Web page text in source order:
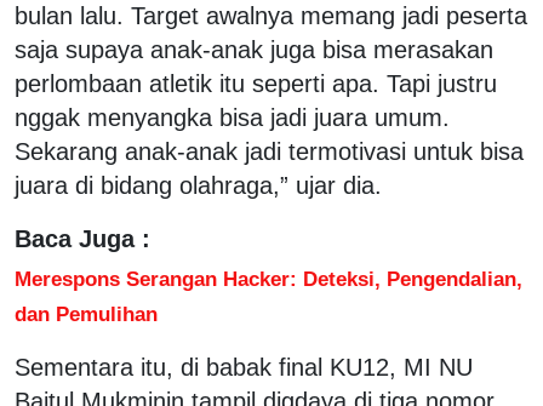
bulan lalu. Target awalnya memang jadi peserta
saja supaya anak-anak juga bisa merasakan
perlombaan atletik itu seperti apa. Tapi justru
nggak menyangka bisa jadi juara umum.
Sekarang anak-anak jadi termotivasi untuk bisa
juara di bidang olahraga,” ujar dia.
Baca Juga :
Merespons Serangan Hacker: Deteksi, Pengendalian,
dan Pemulihan
Sementara itu, di babak final KU12, MI NU